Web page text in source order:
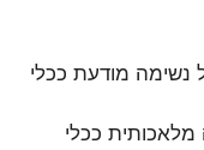
נשימה מודעת ככלי
מלאכותית ככלי